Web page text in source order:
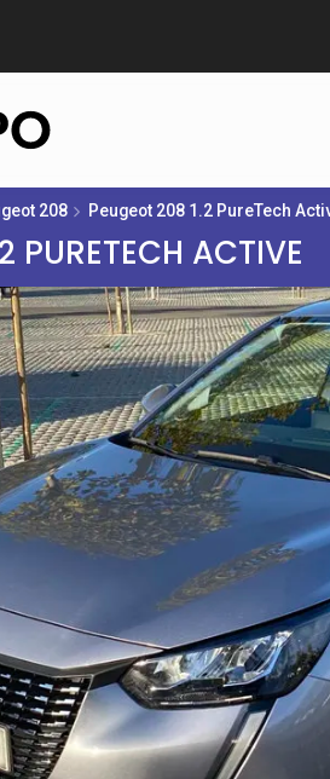
208 Peugeot 208 1.2 PureTech
PURETECH ACTIVE